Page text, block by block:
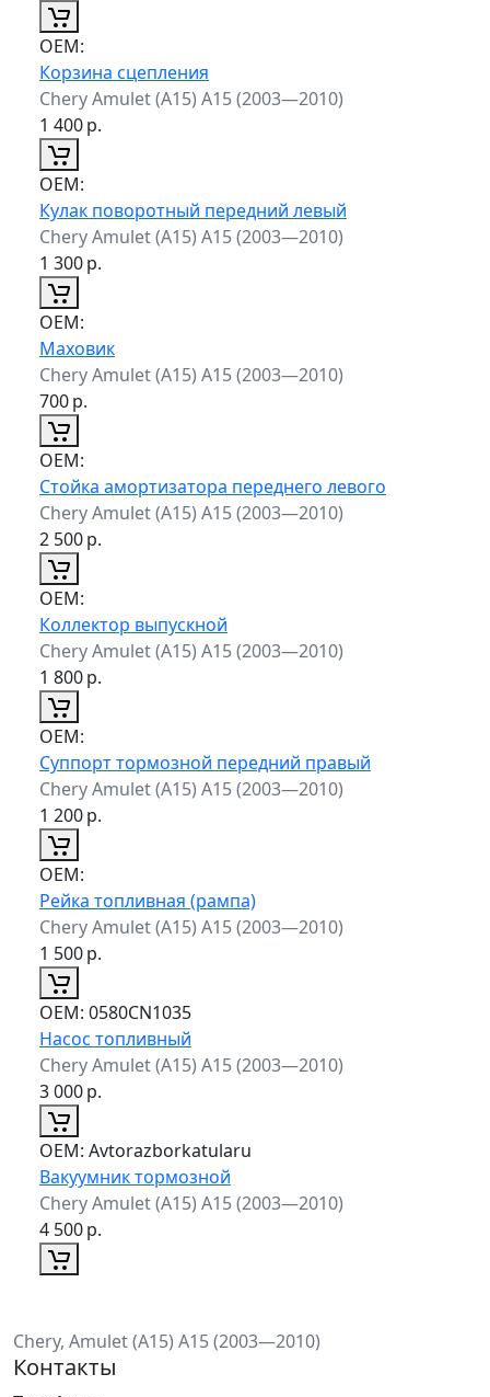
ОЕМ:
Корзина сцепления
Chery Amulet (A15) A15 (2003—2010)
1 400р.
ОЕМ:
Кулак поворотный передний левый
Chery Amulet (A15) A15 (2003—2010)
1 300р.
ОЕМ:
Маховик
Chery Amulet (A15) A15 (2003—2010)
700р.
ОЕМ:
Стойка амортизатора переднего левого
Chery Amulet (A15) A15 (2003—2010)
2 500р.
ОЕМ:
Коллектор выпускной
Chery Amulet (A15) A15 (2003—2010)
1 800р.
ОЕМ:
Суппорт тормозной передний правый
Chery Amulet (A15) A15 (2003—2010)
1 200р.
ОЕМ:
Рейка топливная (рампа)
Chery Amulet (A15) A15 (2003—2010)
1 500р.
ОЕМ: 0580CN1035
Насос топливный
Chery Amulet (A15) A15 (2003—2010)
3 000р.
ОЕМ: Avtorazborkatularu
Вакуумник тормозной
Chery Amulet (A15) A15 (2003—2010)
4 500р.
Chery, Amulet (A15) A15 (2003—2010)
Контакты